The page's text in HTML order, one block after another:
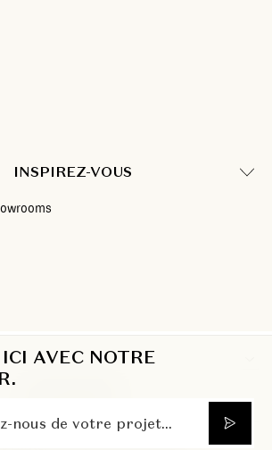
AVEC NOTRE
z-nous de votre projet...
INSPIREZ-VOUS